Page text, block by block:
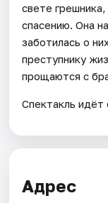
свете
спасению. Она
заботилась о
преступнику
прощаются с
Спектакль идёт
Адрес